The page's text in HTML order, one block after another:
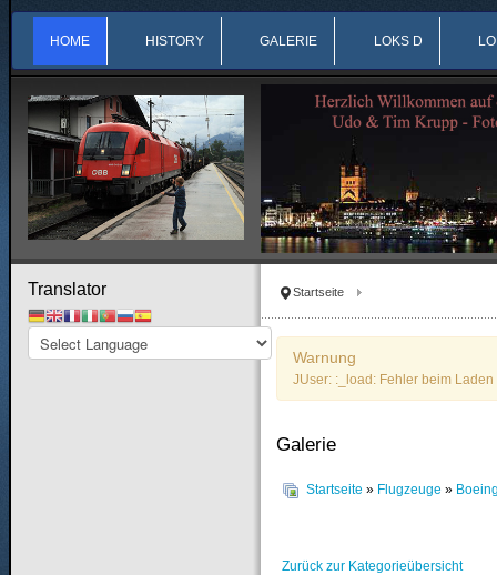
HOME HISTORY GALERIE LOKS D
Startseite
Warnung
JUser: :_load: Fehler beim
Galerie
Startseite » Flugzeuge »
Zurück zur Kategorieübersicht
Translator